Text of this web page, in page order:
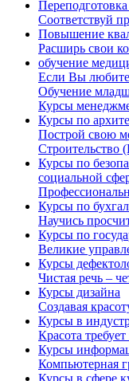
Соответствуй
Повышение
Расширь свои
обучение
Если Вы
Обучение
Курсы
Курсы по
Построй свою
Строительство
Курсы по
социальной
Курсы по
Научись
Курсы по
Великие
Курсы
Чистая речь –
Курсы дизайна
Создавая
Курсы в
Красота
Курсы
Компьютерная
Курсы в сфере